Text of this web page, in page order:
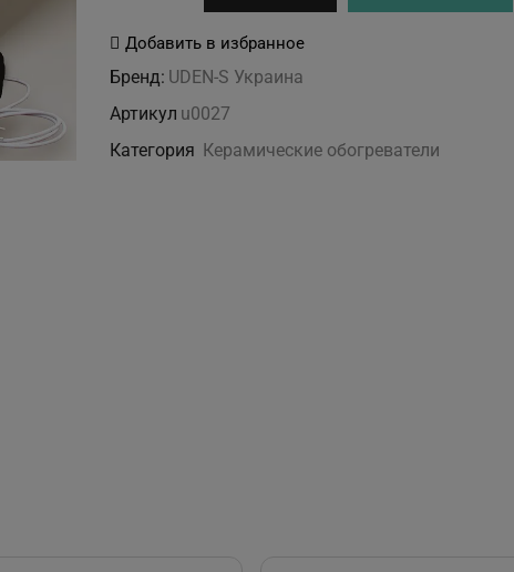
Керамогранитный
обогреватель
Добавить в избранное
Бренд: UDEN-S Украина
Артикул u0027
Категория Керамические обогреватели